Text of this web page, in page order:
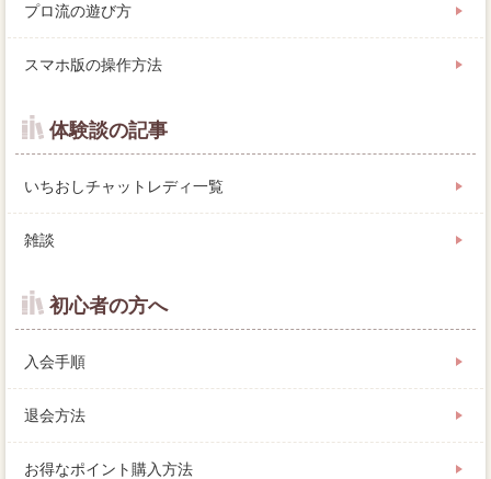
プロ流の遊び方
スマホ版の操作方法
体験談の記事
いちおしチャットレディ一覧
雑談
初心者の方へ
入会手順
退会方法
お得なポイント購入方法